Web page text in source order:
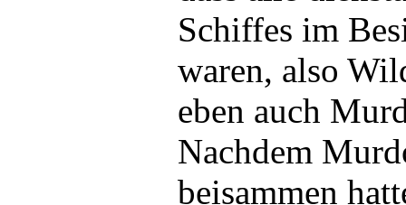
Schiffes im
waren, also
eben auch
Nachdem
beisammen